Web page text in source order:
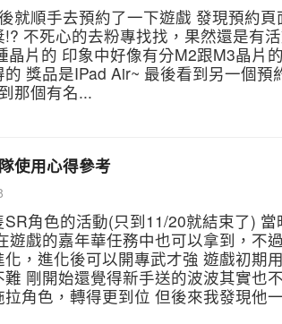
就順手去預約了一下遊戲 發現預約
不死心的去粉專找找，果然還是有
晶片的 印象中好像有分M2跟M3晶片
獎品是IPad Air~ 最後看到另一個預
那個有名...
使用心得參考
角色的活動(只到11/20就結束了)
遊戲的嘉年華任務中也可以拿到，不
，進化後可以開專武才強 遊戲初期
剛開始還覺得新手送的波波其實也
角色，轉得更到位 但後來我發現他